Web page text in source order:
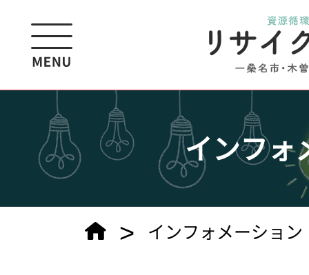
インフォ
> インフォメーショ